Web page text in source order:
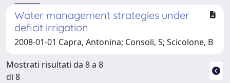
Water management strategies under
deficit irrigation
2008-01-01 Capra, Antonina; Consoli, S; Scicolone, B
Mostrati risultati da 8 a 8
di 8